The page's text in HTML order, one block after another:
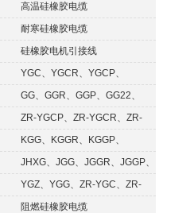
高温硅橡胶电缆
耐寒硅橡胶电缆
硅橡胶电机引接线
YGC、YGCR、YGCP、
YGCRP
GG、GGR、GGP、GG22、
GGRP
ZR-YGCP、ZR-YGCR、ZR-
YGCRP
KGG、KGGR、KGGP、
KGGRP
JHXG、JGG、JGGR、JGGP、
JGGFYGZ、YGG、ZR-YGC、ZR-
KGG阻燃硅橡胶电缆